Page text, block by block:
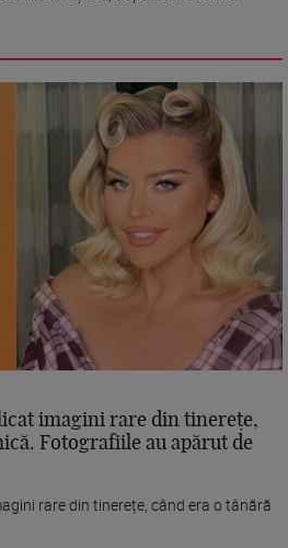
imagini rare din tinerețe,
Fotografiile au apărut de
rare din tinerețe, când era o tânără